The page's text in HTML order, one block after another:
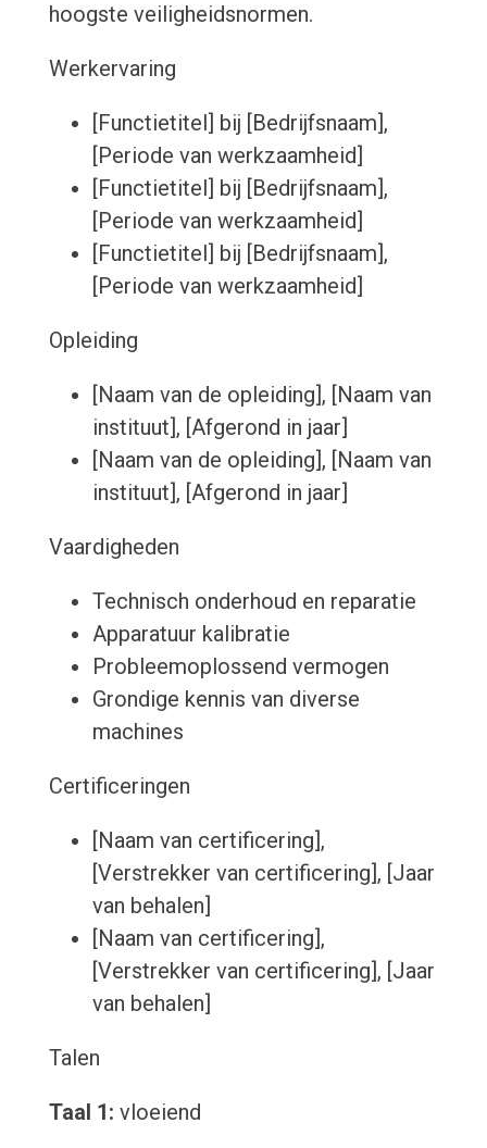
hoogste veiligheidsnormen.
Werkervaring
[Functietitel] bij [Bedrijfsnaam],
[Periode van werkzaamheid]
[Functietitel] bij [Bedrijfsnaam],
[Periode van werkzaamheid]
[Functietitel] bij [Bedrijfsnaam],
[Periode van werkzaamheid]
Opleiding
[Naam van de opleiding], [Naam van
instituut], [Afgerond in jaar]
[Naam van de opleiding], [Naam van
instituut], [Afgerond in jaar]
Vaardigheden
Technisch onderhoud en reparatie
Apparatuur kalibratie
Probleemoplossend vermogen
Grondige kennis van diverse
machines
Certificeringen
[Naam van certificering],
[Verstrekker van certificering], [Jaar
van behalen]
[Naam van certificering],
[Verstrekker van certificering], [Jaar
van behalen]
Talen
Taal 1: vloeiend